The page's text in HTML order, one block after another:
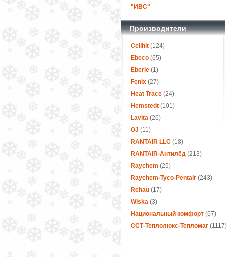
"ИВС"
Производители
Ceilhit(124)
Ebeco(65)
Eberle(1)
Fenix(27)
Heat Trace(24)
Hemstedt(101)
Lavita(26)
OJ (11)
RANTAIR LLC(18)
RANTAIR-Антилёд(213)
Raychem (25)
Raychem-Tyco-Pentair (243)
Rehau(17)
Wiska(3)
Национальный комфорт(67)
ССТ-Теплолюкс-Тепломаг(1117)